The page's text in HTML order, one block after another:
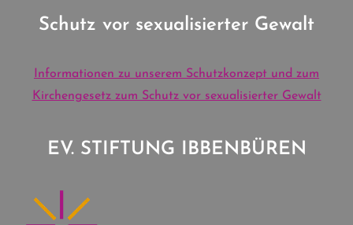
Schutz vor sexualisierter Gewalt
Informationen zu unserem Schutzkonzept und zum
Kirchengesetz zum Schutz vor sexualisierter Gewalt
EV. STIFTUNG IBBENBÜREN